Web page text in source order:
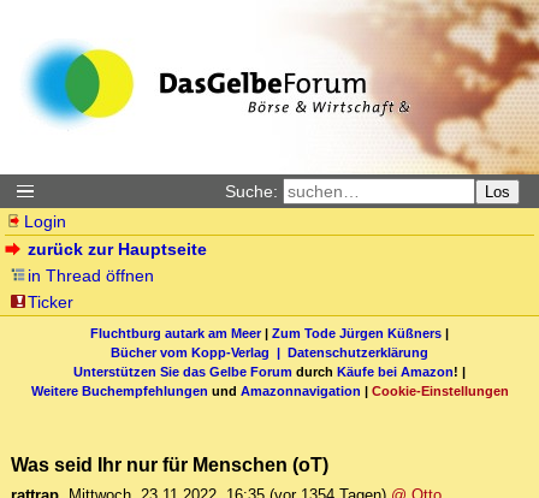
Suche: Los
Login
zurück zur Hauptseite
in Thread öffnen
Ticker
Fluchtburg autark am Meer| Zum Tode Jürgen Küßners |
Bücher vom Kopp-Verlag | Datenschutzerklärung
Unterstützen Sie das Gelbe Forum durch Käufe bei Amazon! |
Weitere Buchempfehlungen und Amazonnavigation | Cookie-Einstellungen
Was seid Ihr nur für Menschen (oT)